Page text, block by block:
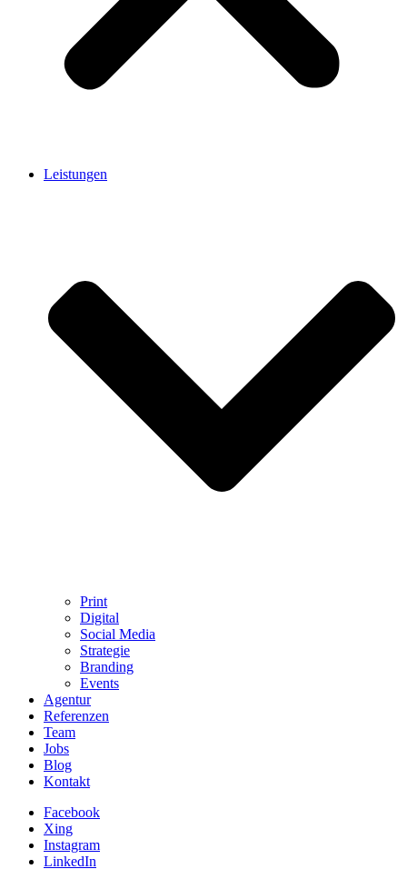
Leistungen
Print
Digital
Social Media
Strategie
Branding
Events
Agentur
Referenzen
Team
Jobs
Blog
Kontakt
Facebook
Xing
Instagram
LinkedIn